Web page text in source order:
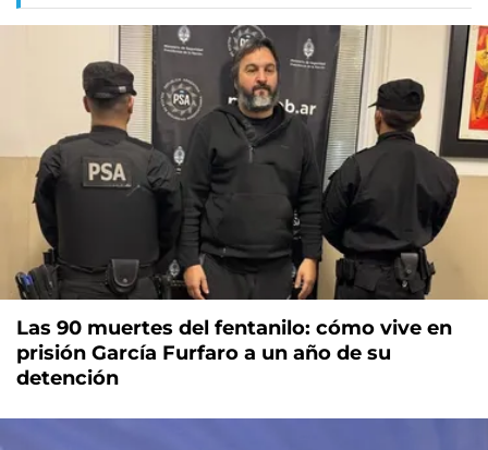
Las 90 muertes del fentanilo: cómo vive en
prisión García Furfaro a un año de su
detención